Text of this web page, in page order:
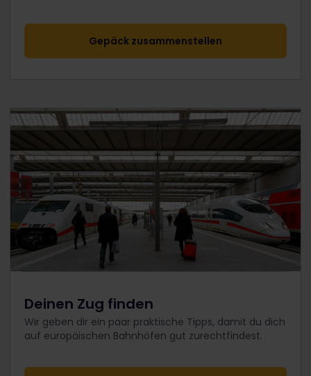
Gepäck zusammenstellen
Deinen Zug finden
Wir geben dir ein paar praktische Tipps, damit du dich
auf europäischen Bahnhöfen gut zurechtfindest.